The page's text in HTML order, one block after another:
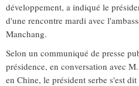
développement, a indiqué le
d'une rencontre mardi avec
Manchang.
Selon un communiqué de presse
présidence, en conversation avec
en Chine, le président serbe s'est